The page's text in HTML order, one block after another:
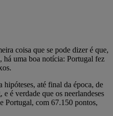
coisa que se pode dizer é que,
há uma boa notícia: Portugal fez
hipóteses, até final da época, de
é verdade que os neerlandeses
Portugal, com 67.150 pontos,